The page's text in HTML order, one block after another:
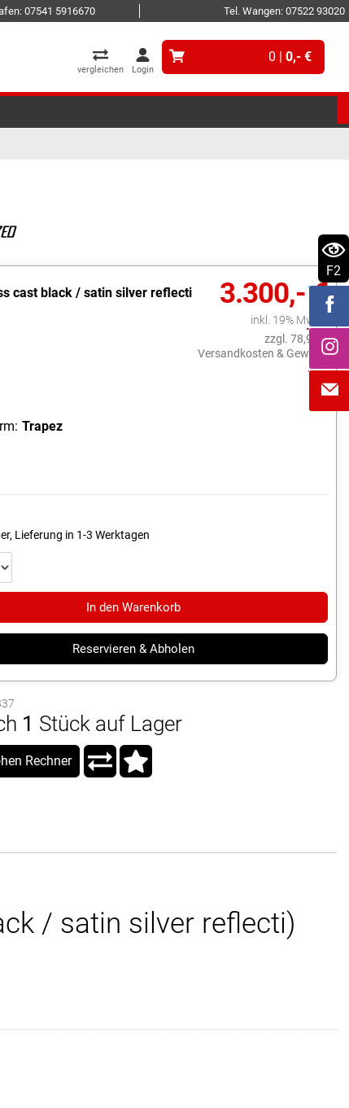
07541 5916670 Tel. Wangen: 07522 93020
vergleichen Login
0 | 0,- €
3.300,- €
inkl. 19% MwSt.
zzgl. 78,99 €
Versandkosten & Gewicht
cast black / satin silver reflecti
Trapez
Lieferung in 1-3 Werktagen
In den Warenkorb
Reservieren & Abholen
1 Stück auf Lager
Rechner
/ satin silver reflecti)
F2